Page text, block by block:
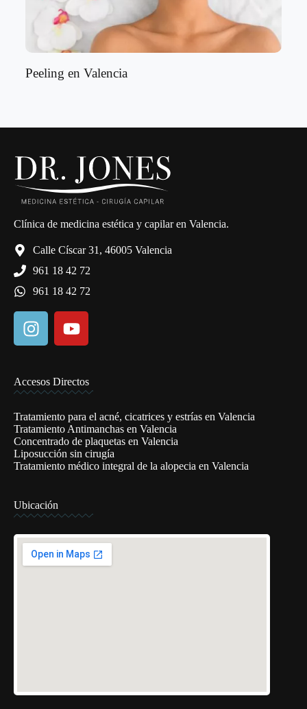
Peeling en Valencia
Clínica de medicina estética y capilar en Valencia.
Calle Císcar 31, 46005 Valencia
961 18 42 72
961 18 42 72
Accesos Directos
Tratamiento para el acné, cicatrices y estrías en Valencia
Tratamiento Antimanchas en Valencia
Concentrado de plaquetas en Valencia
Liposucción sin cirugía
Tratamiento médico integral de la alopecia en Valencia
Ubicación
¿Te llamamos?